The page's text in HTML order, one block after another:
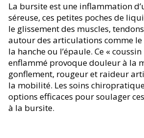
La bursite est une inflammation
séreuse, ces petites poches de
le glissement des muscles,
autour des articulations comme le
la hanche ou l’épaule. Ce «
enflammé provoque douleur à la
gonflement, rougeur et raideur
la mobilité. Les soins
options efficaces pour soulager
à la bursite.